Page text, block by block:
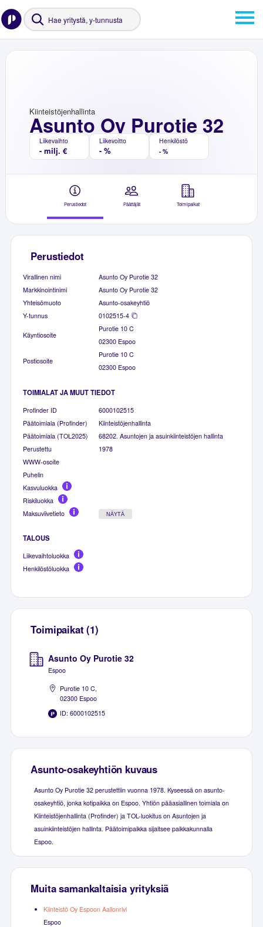
Asunto Oy Purotie 32
Kiinteistöjenhallinta
Liikevaihto
- milj. €
Liikevoitto
- %
Henkilöstö
- %
Perustiedot Päättäjät Toimipaikat
Perustiedot
Virallinen nimi
Asunto Oy Purotie 32
Markkinointinimi
Asunto Oy Purotie 32
Yhteisömuoto
Asunto-osakeyhtiö
Y-tunnus
0102515-4
Käyntiosoite
Purotie 10 C
02300 Espoo
Postiosoite
Purotie 10 C
02300 Espoo
TOIMIALAT JA MUUT TIEDOT
Profinder ID
6000102515
Päätoimiala (Profinder)
Kiinteistöjenhallinta
Päätoimiala (TOL2025)
68202. Asuntojen ja asuinkiinteistöjen hallinta
Perustettu
1978
WWW-osoite
Puhelin
Kasvuluokka
Riskiluokka
Maksuviivetieto
NÄYTÄ
TALOUS
Liikevaihtoluokka
Henkilöstöluokka
Toimipaikat (1)
Asunto Oy Purotie 32
Espoo
Purotie 10 C,
02300 Espoo
ID: 6000102515
Asunto-osakeyhtiön kuvaus
Asunto Oy Purotie 32 perustettiin vuonna 1978. Kyseessä on asunto-
osakeyhtiö, jonka kotipaikka on Espoo. Yhtiön pääasiallinen toimiala on
Kiinteistöjenhallinta (Profinder) ja TOL-luokitus on Asuntojen ja
asuinkiinteistöjen hallinta. Päätoimipaikka sijaitsee paikkakunnalla
Espoo.
Muita samankaltaisia yrityksiä
Kiinteistö Oy Espoon Aallonrivi
Espoo